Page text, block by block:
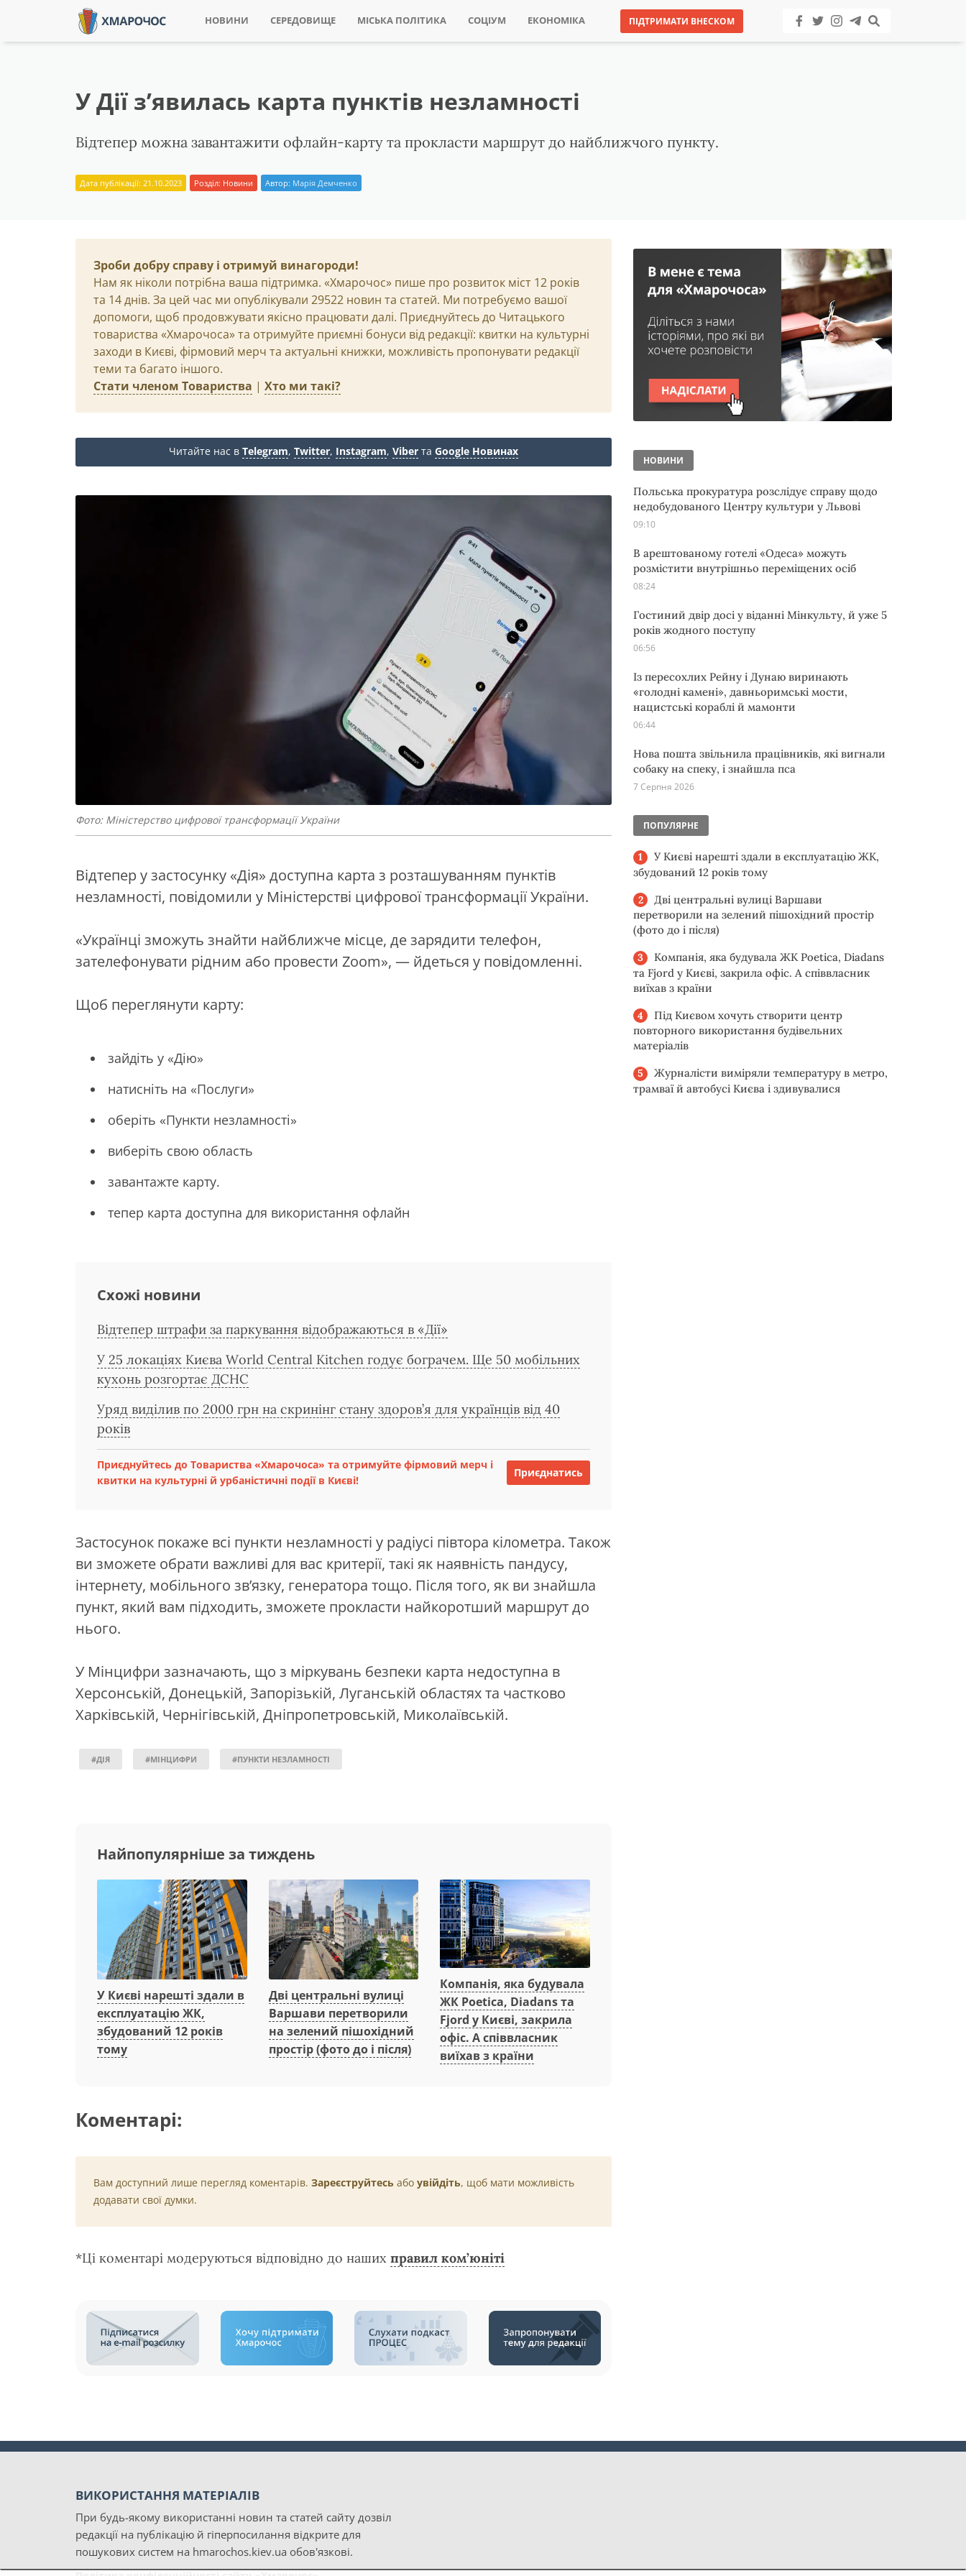
НОВИНИ СЕРЕДОВИЩЕ МІСЬКА ПОЛІТИКА СОЦІУМ ЕКОНОМІКА ПІДТРИМАТИ ВНЕСКОМ
У Дії зʼявилась карта пунктів незламності
Відтепер можна завантажити офлайн-карту та прокласти маршрут до найближчого пункту.
Дата публікації: 21.10.2023 Розділ: Новини Автор: Марія Демченко
Зроби добру справу і отримуй винагороди!
Нам як ніколи потрібна ваша підтримка. «Хмарочос» пише про розвиток міст 12 років
та 14 днів. За цей час ми опублікували 29522 новин та статей. Ми потребуємо вашої
допомоги, щоб продовжувати якісно працювати далі. Приєднуйтесь до Читацького
товариства «Хмарочоса» та отримуйте приємні бонуси від редакції: квитки на культурні
заходи в Києві, фірмовий мерч та актуальні книжки, можливість пропонувати редакції
теми та багато іншого.
Стати членом Товариства | Хто ми такі?
Читайте нас в Telegram, Twitter, Instagram, Viber та Google Новинах
Фото: Міністерство цифрової трансформації України
Відтепер у застосунку «Дія» доступна карта з розташуванням пунктів
незламності, повідомили у Міністерстві цифрової трансформації України.
«Українці зможуть знайти найближче місце, де зарядити телефон,
зателефонувати рідним або провести Zoom», — йдеться у повідомленні.
Щоб переглянути карту:
зайдіть у «Дію»
натисніть на «Послуги»
оберіть «Пункти незламності»
виберіть свою область
завантажте карту.
тепер карта доступна для використання офлайн
Схожі новини
Відтепер штрафи за паркування відображаються в «Дії»
У 25 локаціях Києва World Central Kitchen годує бограчем. Ще 50 мобільних
кухонь розгортає ДСНС
Уряд виділив по 2000 грн на скринінг стану здоров’я для українців від 40
років
Приєднуйтесь до Товариства «Хмарочоса» та отримуйте фірмовий мерч і
квитки на культурні й урбаністичні події в Києві!
Приєднатись
Застосунок покаже всі пункти незламності у радіусі півтора кілометра. Також
ви зможете обрати важливі для вас критерії, такі як наявність пандусу,
інтернету, мобільного зв’язку, генератора тощо. Після того, як ви знайшла
пункт, який вам підходить, зможете прокласти найкоротший маршрут до
нього.
У Мінцифри зазначають, що з міркувань безпеки карта недоступна в
Херсонській, Донецькій, Запорізькій, Луганській областях та частково
Харківській, Чернігівській, Дніпропетровській, Миколаївській.
#ДІЯ #МІНЦИФРИ #ПУНКТИ НЕЗЛАМНОСТІ
Найпопулярніше за тиждень
У Києві нарешті здали в
експлуатацію ЖК,
збудований 12 років
тому
Дві центральні вулиці
Варшави перетворили
на зелений пішохідний
простір (фото до і після)
Компанія, яка будувала
ЖК Poetica, Diadans та
Fjord у Києві, закрила
офіс. А співвласник
виїхав з країни
Коментарі:
Вам доступний лише перегляд коментарів. Зареєструйтесь або увійдіть, щоб мати можливість
додавати свої думки.
*Ці коментарі модеруються відповідно до наших правил ком’юніті
НОВИНИ
Польська прокуратура розслідує справу щодо
недобудованого Центру культури у Львові
09:10
В арештованому готелі «Одеса» можуть
розмістити внутрішньо переміщених осіб
08:24
Гостиний двір досі у віданні Мінкульту, й уже 5
років жодного поступу
06:56
Із пересохлих Рейну і Дунаю виринають
«голодні камені», давньоримські мости,
нацистські кораблі й мамонти
06:44
Нова пошта звільнила працівників, які вигнали
собаку на спеку, і знайшла пса
7 Серпня 2026
ПОПУЛЯРНЕ
У Києві нарешті здали в експлуатацію ЖК,
збудований 12 років тому
Дві центральні вулиці Варшави
перетворили на зелений пішохідний простір
(фото до і після)
Компанія, яка будувала ЖК Poetica, Diadans
та Fjord у Києві, закрила офіс. А співвласник
виїхав з країни
Під Києвом хочуть створити центр
повторного використання будівельних
матеріалів
Журналісти виміряли температуру в метро,
трамваї й автобусі Києва і здивувалися
ВИКОРИСТАННЯ МАТЕРІАЛІВ
При будь-якому використанні новин та статей сайту дозвіл
редакції на публікацію й гіперпосилання відкрите для
пошукових систем на hmarochos.kiev.ua обов'язкові.